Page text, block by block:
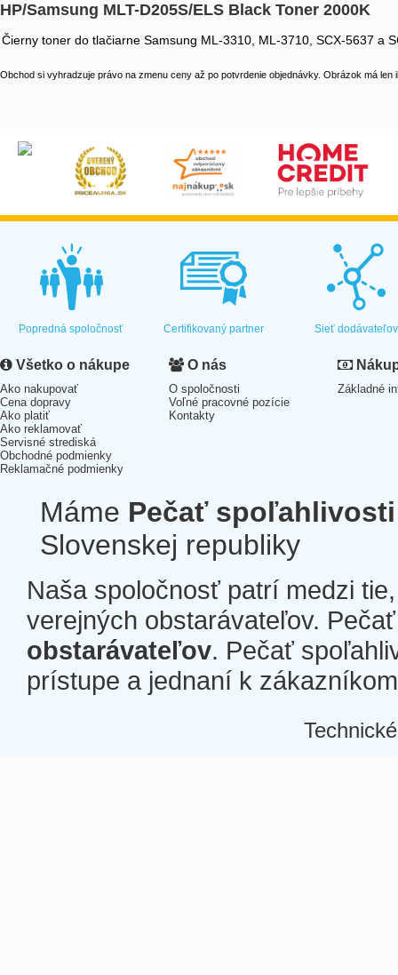
HP/Samsung MLT-D205S/ELS Black Toner 2000K
Čierny toner do tlačiarne Samsung ML-3310, ML-3710, SCX-5637 a
Obchod si vyhradzuje právo na zmenu ceny až po potvrdenie objednávky. Obrázok má len
Popredná spoločnosť Certifikovaný partner Sieť dodávateľov
Všetko o nákupe
Ako nakupovať
Cena dopravy
Ako platiť
Ako reklamovať
Servisné strediská
Obchodné podmienky
Reklamačné podmienky
O nás
O spoločnosti
Voľné pracovné pozície
Kontakty
Základné
Máme Pečať spoľahlivosti
Slovenskej republiky
Naša spoločnosť patrí medzi
verejných obstarávateľov.
obstarávateľov. Pečať
prístupe a jednaní k